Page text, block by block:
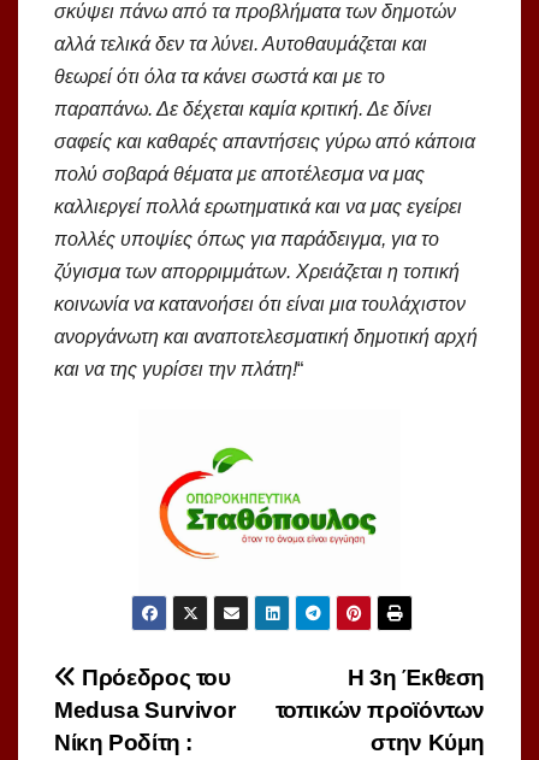
σκύψει πάνω από τα προβλήματα των δημοτών
αλλά τελικά δεν τα λύνει. Αυτοθαυμάζεται και
θεωρεί ότι όλα τα κάνει σωστά και με το
παραπάνω. Δε δέχεται καμία κριτική. Δε δίνει
σαφείς και καθαρές απαντήσεις γύρω από κάποια
πολύ σοβαρά θέματα με αποτέλεσμα να μας
καλλιεργεί πολλά ερωτηματικά και να μας εγείρει
πολλές υποψίες όπως για παράδειγμα, για το
ζύγισμα των απορριμμάτων. Χρειάζεται η τοπική
κοινωνία να κατανοήσει ότι είναι μια τουλάχιστον
ανοργάνωτη και αναποτελεσματική δημοτική αρχή
και να της γυρίσει την πλάτη!“
Πλοήγηση
άρθρων
Η 3η Έκθεση
τοπικών προϊόντων
στην Κύμη
Πρόεδρος του
Medusa Survivor
Νίκη Ροδίτη :